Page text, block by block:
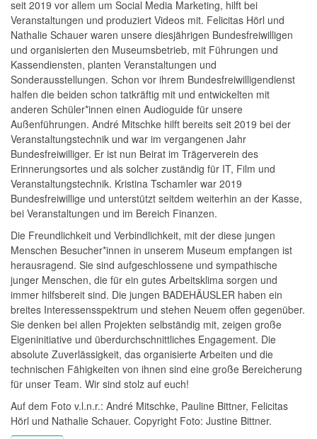
seit 2019 vor allem um Social Media Marketing, hilft bei
Veranstaltungen und produziert Videos mit. Felicitas Hörl und
Nathalie Schauer waren unsere diesjährigen Bundesfreiwilligen
und organisierten den Museumsbetrieb, mit Führungen und
Kassendiensten, planten Veranstaltungen und
Sonderausstellungen. Schon vor ihrem Bundesfreiwilligendienst
halfen die beiden schon tatkräftig mit und entwickelten mit
anderen Schüler*innen einen Audioguide für unsere
Außenführungen. André Mitschke hilft bereits seit 2019 bei der
Veranstaltungstechnik und war im vergangenen Jahr
Bundesfreiwilliger. Er ist nun Beirat im Trägerverein des
Erinnerungsortes und als solcher zuständig für IT, Film und
Veranstaltungstechnik. Kristina Tschamler war 2019
Bundesfreiwillige und unterstützt seitdem weiterhin an der Kasse,
bei Veranstaltungen und im Bereich Finanzen.
Die Freundlichkeit und Verbindlichkeit, mit der diese jungen
Menschen Besucher*innen in unserem Museum empfangen ist
herausragend. Sie sind aufgeschlossene und sympathische
junger Menschen, die für ein gutes Arbeitsklima sorgen und
immer hilfsbereit sind. Die jungen BADEHÄUSLER haben ein
breites Interessensspektrum und stehen Neuem offen gegenüber.
Sie denken bei allen Projekten selbständig mit, zeigen große
Eigeninitiative und überdurchschnittliches Engagement. Die
absolute Zuverlässigkeit, das organisierte Arbeiten und die
technischen Fähigkeiten von ihnen sind eine große Bereicherung
für unser Team. Wir sind stolz auf euch!
Auf dem Foto v.l.n.r.: André Mitschke, Pauline Bittner, Felicitas
Hörl und Nathalie Schauer. Copyright Foto: Justine Bittner.